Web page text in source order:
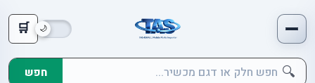
🛒
🔍 חפש